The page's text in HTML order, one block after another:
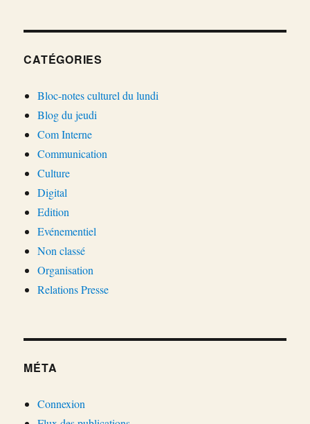
CATÉGORIES
Bloc-notes culturel du lundi
Blog du jeudi
Com Interne
Communication
Culture
Digital
Edition
Evénementiel
Non classé
Organisation
Relations Presse
MÉTA
Connexion